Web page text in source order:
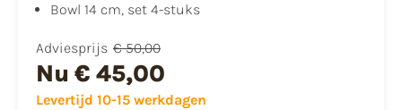
​​Bowl 14 cm, set 4-stuks
Adviesprijs € 50,00
Nu € 45,00
Levertijd 10-15 werkdagen